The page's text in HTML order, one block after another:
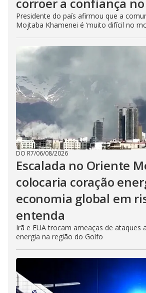
Presidente do país afirmou que a
Mojtaba Khamenei é ‘muito difícil no
DO R7/06/08/2026
Escalada no Oriente
colocaria coração
economia global em
entenda
Irã e EUA trocam ameaças de ataques
energia na região do Golfo